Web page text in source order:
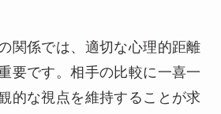
関係では、適切な心理的距離
要です。相手の比較に一喜一
的な視点を維持することが求